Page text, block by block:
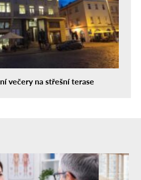
večery na střešní terase